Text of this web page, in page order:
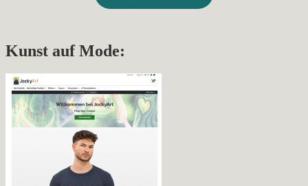
Kunst auf Mode: